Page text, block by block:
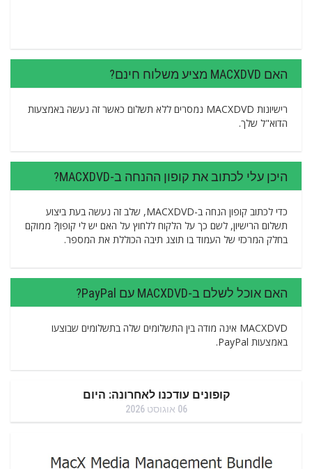
האם MACXDVD מציע משלוח חינם?
רישיונות MACXDVD נמסרים ללא תשלום כאשר זה נעשה באמצעות
הדוא"ל שלך.
היכן עלי לכתוב את קופון ההנחה ב-MACXDVD?
כדי לכתוב קופון הנחה ב-MACXDVD, שלב זה נעשה בעת ביצוע
תשלום הרישיון, לשם כך על הלקוח ללחוץ על האם יש לי קופון? ממוקם
בחלק המרכזי של העמוד בו תוצג תיבה הכוללת את המספר.
האם אוכל לשלם ב-MACXDVD עם PayPal?
MACXDVD אינה מודה בין התשלומים שלה בתשלומים שבוצעו
באמצעות PayPal.
קופונים עודכנו לאחרונה: היום
06 אוגוסט 2026